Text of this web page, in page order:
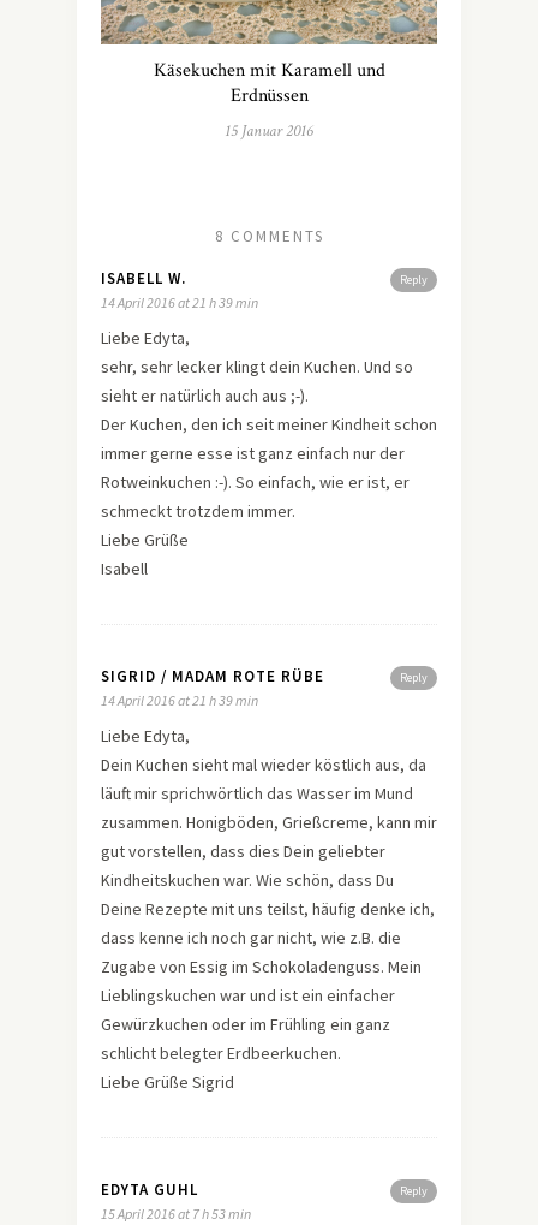
Käsekuchen mit Karamell und
Erdnüssen
15 Januar 2016
8 COMMENTS
Reply
ISABELL W.
14 April 2016 at 21 h 39 min
Liebe Edyta,
sehr, sehr lecker klingt dein Kuchen. Und so
sieht er natürlich auch aus ;-).
Der Kuchen, den ich seit meiner Kindheit schon
immer gerne esse ist ganz einfach nur der
Rotweinkuchen :-). So einfach, wie er ist, er
schmeckt trotzdem immer.
Liebe Grüße
Isabell
Reply
SIGRID / MADAM ROTE RÜBE
14 April 2016 at 21 h 39 min
Liebe Edyta,
Dein Kuchen sieht mal wieder köstlich aus, da
läuft mir sprichwörtlich das Wasser im Mund
zusammen. Honigböden, Grießcreme, kann mir
gut vorstellen, dass dies Dein geliebter
Kindheitskuchen war. Wie schön, dass Du
Deine Rezepte mit uns teilst, häufig denke ich,
dass kenne ich noch gar nicht, wie z.B. die
Zugabe von Essig im Schokoladenguss. Mein
Lieblingskuchen war und ist ein einfacher
Gewürzkuchen oder im Frühling ein ganz
schlicht belegter Erdbeerkuchen.
Liebe Grüße Sigrid
Reply
EDYTA GUHL
15 April 2016 at 7 h 53 min